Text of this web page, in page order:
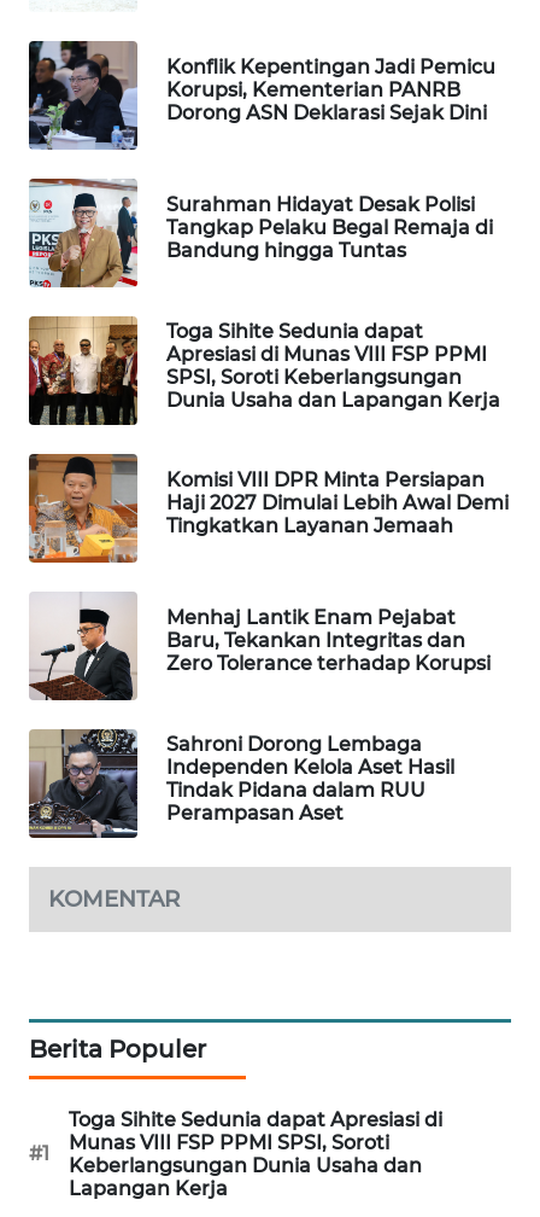
Konflik Kepentingan Jadi Pemicu
Korupsi, Kementerian PANRB
Dorong ASN Deklarasi Sejak Dini
Surahman Hidayat Desak Polisi
Tangkap Pelaku Begal Remaja di
Bandung hingga Tuntas
Toga Sihite Sedunia dapat
Apresiasi di Munas VIII FSP PPMI
SPSI, Soroti Keberlangsungan
Dunia Usaha dan Lapangan Kerja
Komisi VIII DPR Minta Persiapan
Haji 2027 Dimulai Lebih Awal Demi
Tingkatkan Layanan Jemaah
Menhaj Lantik Enam Pejabat
Baru, Tekankan Integritas dan
Zero Tolerance terhadap Korupsi
Sahroni Dorong Lembaga
Independen Kelola Aset Hasil
Tindak Pidana dalam RUU
Perampasan Aset
KOMENTAR
Berita Populer
#1
Toga Sihite Sedunia dapat Apresiasi di
Munas VIII FSP PPMI SPSI, Soroti
Keberlangsungan Dunia Usaha dan
Lapangan Kerja
TANI
WAHANA
ADVOKAT
WAHANA
INFRASTRUKTUR
WAHANA
KONSUMEN
WAHANA
LISTRIK
WAHANA
TRAVEL
WAHANA
WAHANANEWS
ID
WAHANANEWS
CO ID
WAHANANEWS
SELEB
WAHANA